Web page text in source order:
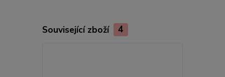
Související zboží 4